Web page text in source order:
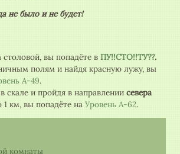
не было и не будет!
столовой, вы попадёте в ПУ!!СТО!!ТУ??.
полям и найдя красную лужу, вы
А-49.
скале и пройдя в направлении севера
1 км, вы попадёте на Уровень А-62.
комнаты